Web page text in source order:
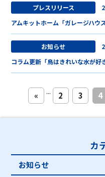
プレスリリース
アムキットホーム「ガレージハウ
お知らせ
コラム更新「鳥はきれいな水が好
« ... 2 3 4
カ
お知らせ